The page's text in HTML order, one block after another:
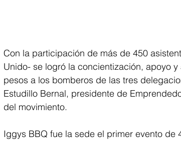
Con la participación de más de 450
Unido- se logró la concientización, apoyo
pesos a los bomberos de las tres
Estudillo Bernal, presidente de
del movimiento.
Iggys BBQ fue la sede el primer evento